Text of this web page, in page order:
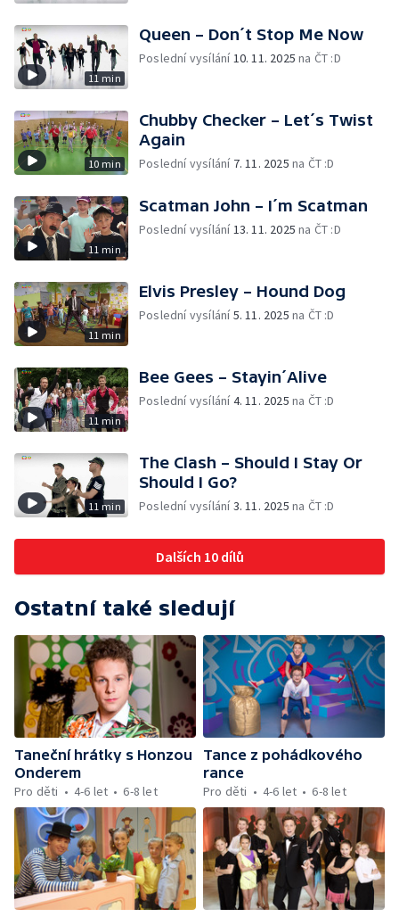
11 min
Queen – Don´t Stop Me Now
Poslední vysílání10. 11. 2025 na ČT :D
10 min
Chubby Checker – Let´s Twist
Again
Poslední vysílání 7. 11. 2025 na ČT :D
11 min
Scatman John – I´m Scatman
Poslední vysílání13. 11. 2025 na ČT :D
11 min
Elvis Presley – Hound Dog
Poslední vysílání5. 11. 2025 na ČT :D
11 min
Bee Gees – Stayin´Alive
Poslední vysílání4. 11. 2025 na ČT :D
11 min
The Clash – Should I Stay Or
Should I Go?
Poslední vysílání3. 11. 2025 na ČT :D
Dalších 10 dílů
Ostatní také sledují
Taneční hrátky s Honzou
Onderem
Pro děti
4-6 let 6-8 let
Tance z pohádkového
rance
Pro děti
4-6 let 6-8 let